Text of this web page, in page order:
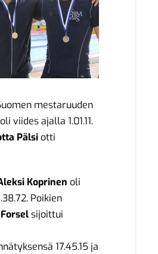
mestaruuden
oli viides ajalla 1.01.11.
Pälsi otti
Koprinen oli
Poikien
sijoittui
17.45.15 ja